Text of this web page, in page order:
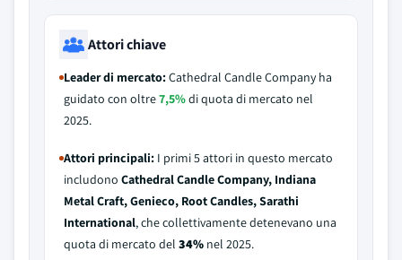
Attori chiave
Leader di mercato:Cathedral Candle Company ha
guidato con oltre7,5%di quota di mercato nel
2025.
Attori principali: I primi 5 attori in questo mercato
includono Cathedral Candle Company, Indiana
Metal Craft, Genieco, Root Candles, Sarathi
International, che collettivamente detenevano una
quota di mercato del 34% nel 2025.